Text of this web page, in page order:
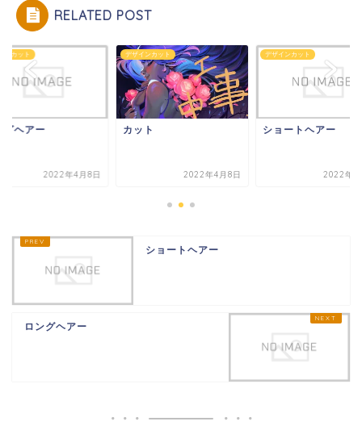
RELATED POST
ンカット
グヘアー
2022年4月8日
デザインカット
カット
2022年4月8日
デザインカット
ショートヘアー
2022年4
ショートヘアー
ロングヘアー
リンストリートメント
コンディショナートリー
セット剤